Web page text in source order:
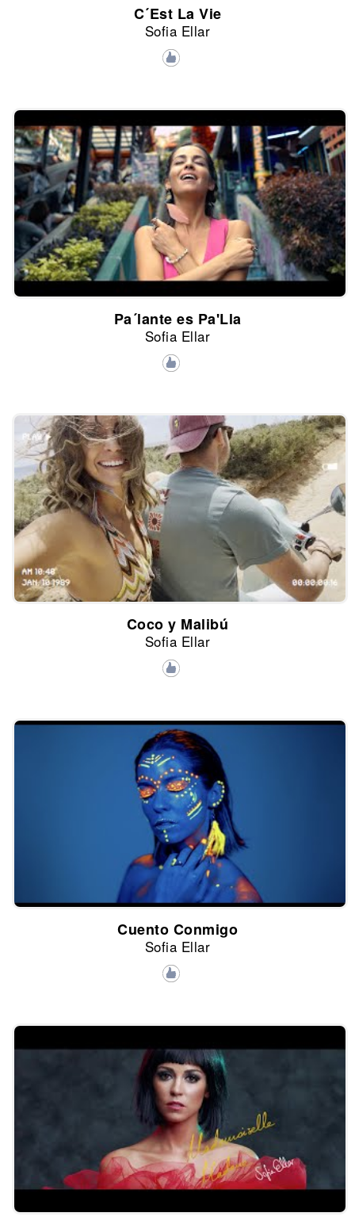
C´Est La Vie
Sofia Ellar
Pa´lante es Pa'Lla
Sofia Ellar
Coco y Malibú
Sofia Ellar
Cuento Conmigo
Sofia Ellar